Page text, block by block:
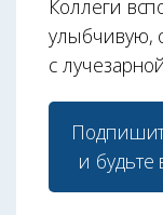
Коллеги
улыбчивую,
с
и будьте